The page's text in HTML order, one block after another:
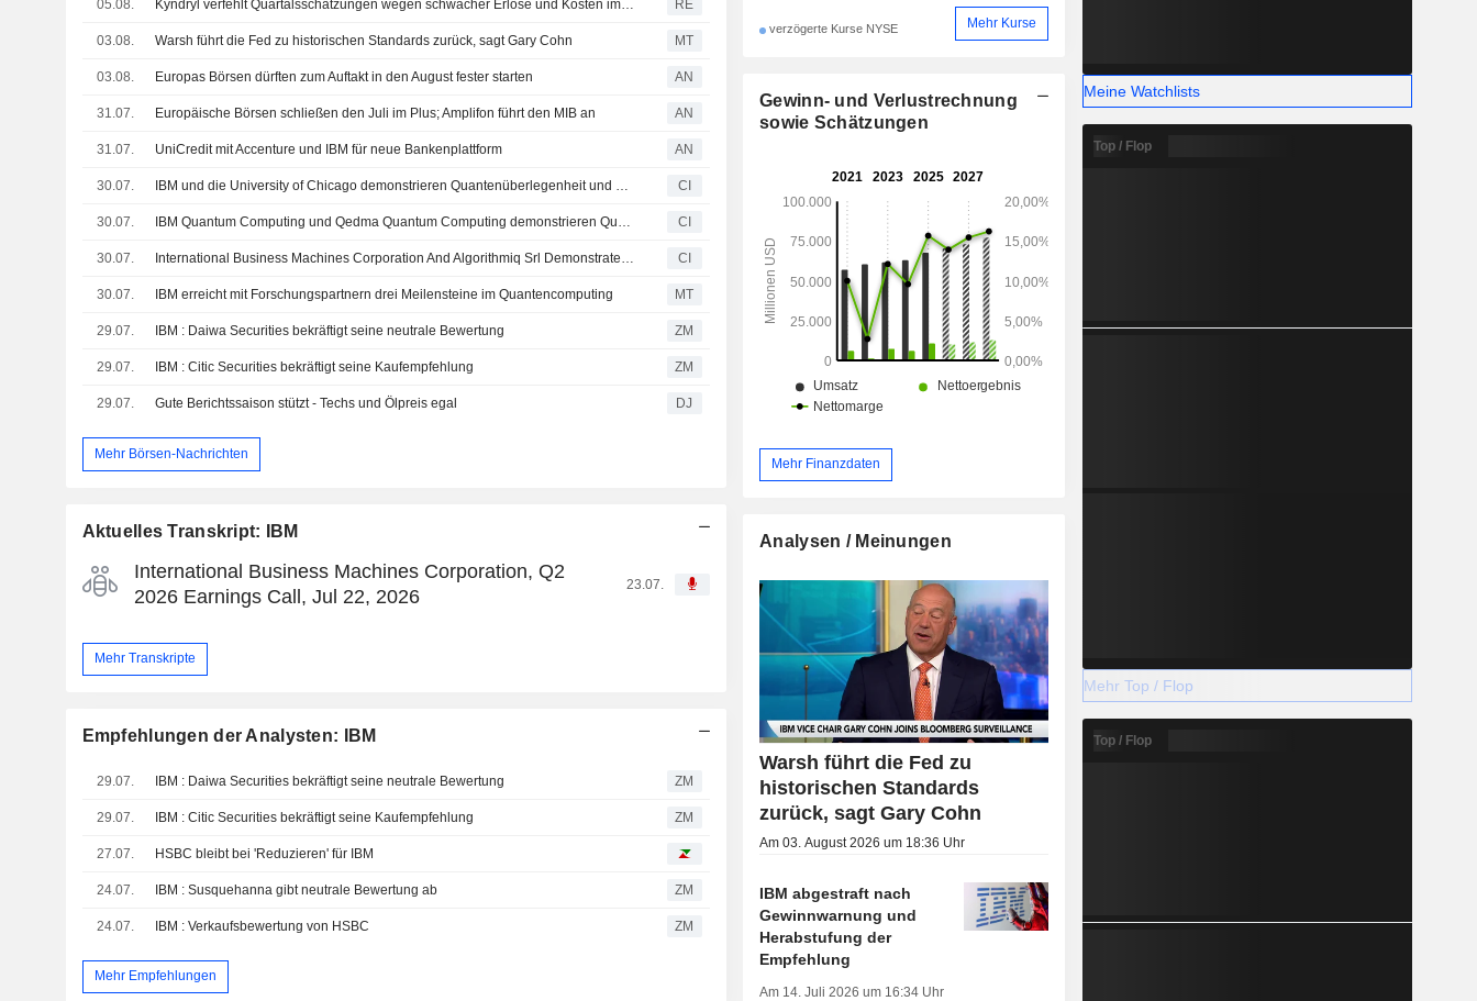
05.08. Kyndryl verfehlt Quartalsschätzungen wegen schwacher Erlöse und Kosten im Zusammenhang mit Stellenabbau RE
03.08. Warsh führt die Fed zu historischen Standards zurück, sagt Gary Cohn MT
03.08. Europas Börsen dürften zum Auftakt in den August fester starten AN
31.07. Europäische Börsen schließen den Juli im Plus; Amplifon führt den MIB an AN
31.07. UniCredit mit Accenture und IBM für neue Bankenplattform AN
30.07. IBM und die University of Chicago demonstrieren Quantenüberlegenheit und etablieren vertrauenswürdige Quantenberechnungen auf logischen Schaltkreisen CI
30.07. IBM Quantum Computing und Qedma Quantum Computing demonstrieren Quantenüberlegenheit und modellieren Physik jenseits klassischer Grenzen durch vertrauenswürdige Quantenberechnungen CI
30.07. International Business Machines Corporation And Algorithmiq Srl Demonstrate Quantum Advantage, Establishing A Framework For Trusted Quantum Computation Beyond Classical Verification CI
30.07. IBM erreicht mit Forschungspartnern drei Meilensteine im Quantencomputing MT
29.07. IBM : Daiwa Securities bekräftigt seine neutrale Bewertung ZM
29.07. IBM : Citic Securities bekräftigt seine Kaufempfehlung ZM
29.07. Gute Berichtssaison stützt - Techs und Ölpreis egal DJ
Mehr Börsen-Nachrichten
Aktuelles Transkript: IBM
International Business Machines Corporation, Q2
2026 Earnings Call, Jul 22, 2026
23.07.
Mehr Transkripte
Empfehlungen der Analysten: IBM
29.07. IBM : Daiwa Securities bekräftigt seine neutrale Bewertung ZM
29.07. IBM : Citic Securities bekräftigt seine Kaufempfehlung ZM
27.07. HSBC bleibt bei 'Reduzieren' für IBM
24.07. IBM : Susquehanna gibt neutrale Bewertung ab ZM
24.07. IBM : Verkaufsbewertung von HSBC ZM
Mehr Empfehlungen
verzögerte Kurse NYSE Mehr Kurse
Gewinn- und Verlustrechnung
sowie Schätzungen
Mehr Finanzdaten
Analysen / Meinungen
Warsh führt die Fed zu
historischen Standards
zurück, sagt Gary Cohn
Am 03. August 2026 um 18:36 Uhr
IBM abgestraft nach
Gewinnwarnung und
Herabstufung der
Empfehlung
Am 14. Juli 2026 um 16:34 Uhr
Meine Watchlists
Top / Flop
Mehr Top / Flop
Top / Flop